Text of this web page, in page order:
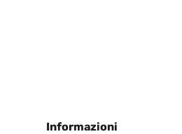
Informazioni